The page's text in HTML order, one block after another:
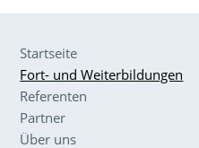
Startseite
Fort- und Weiterbildungen
Referenten
Partner
Über uns